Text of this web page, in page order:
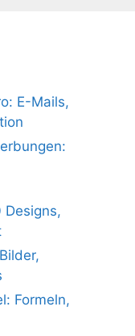
E-Mails,
Designs,
Formeln,